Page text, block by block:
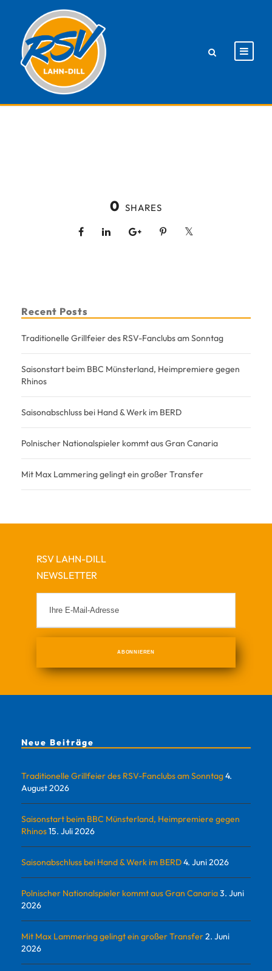
0 SHARES
Recent Posts
Traditionelle Grillfeier des RSV-Fanclubs am Sonntag
Saisonstart beim BBC Münsterland, Heimpremiere gegen
Rhinos
Saisonabschluss bei Hand & Werk im BERD
Polnischer Nationalspieler kommt aus Gran Canaria
Mit Max Lammering gelingt ein großer Transfer
RSV LAHN-DILL
NEWSLETTER
Neue Beiträge
Traditionelle Grillfeier des RSV-Fanclubs am Sonntag4.
August 2026
Saisonstart beim BBC Münsterland, Heimpremiere gegen
Rhinos15. Juli 2026
Saisonabschluss bei Hand & Werk im BERD4. Juni 2026
Polnischer Nationalspieler kommt aus Gran Canaria3. Juni
2026
Mit Max Lammering gelingt ein großer Transfer2. Juni
2026